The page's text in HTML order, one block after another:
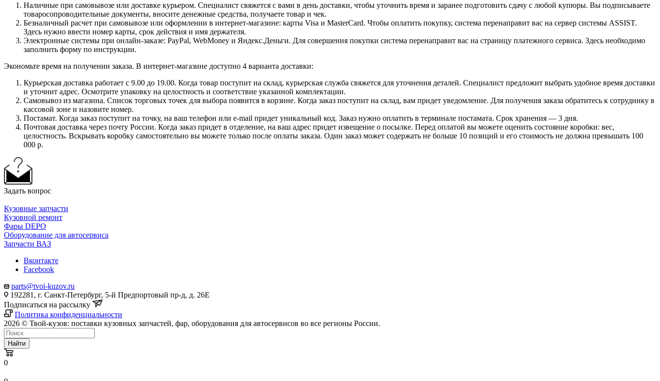
Наличные при самовывозе или доставке курьером. Специалист свяжется с вами в день доставки, чтобы уточнить время и заранее подготовить сдачу с любой купюры. Вы подписываете
товаросопроводительные документы, вносите денежные средства, получаете товар и чек.
Безналичный расчет при самовывозе или оформлении в интернет-магазине: карты Visa и MasterCard. Чтобы оплатить покупку, система перенаправит вас на сервер системы ASSIST.
Здесь нужно ввести номер карты, срок действия и имя держателя.
Электронные системы при онлайн-заказе: PayPal, WebMoney и Яндекс.Деньги. Для совершения покупки система перенаправит вас на страницу платежного сервиса. Здесь необходимо
заполнить форму по инструкции.
Экономьте время на получении заказа. В интернет-магазине доступно 4 варианта доставки:
Курьерская доставка работает с 9.00 до 19.00. Когда товар поступит на склад, курьерская служба свяжется для уточнения деталей. Специалист предложит выбрать удобное время доставки
и уточнит адрес. Осмотрите упаковку на целостность и соответствие указанной комплектации.
Самовывоз из магазина. Список торговых точек для выбора появится в корзине. Когда заказ поступит на склад, вам придет уведомление. Для получения заказа обратитесь к сотруднику в
кассовой зоне и назовите номер.
Постамат. Когда заказ поступит на точку, на ваш телефон или e-mail придет уникальный код. Заказ нужно оплатить в терминале постамата. Срок хранения — 3 дня.
Почтовая доставка через почту России. Когда заказ придет в отделение, на ваш адрес придет извещение о посылке. Перед оплатой вы можете оценить состояние коробки: вес,
целостность. Вскрывать коробку самостоятельно вы можете только после оплаты заказа. Один заказ может содержать не больше 10 позиций и его стоимость не должна превышать 100
000 р.
Задать вопрос
Кузовные запчасти
Кузовной ремонт
Фары DEPO
Оборудование для автосервиса
Запчасти ВАЗ
Вконтакте
Facebook
parts@tvoi-kuzov.ru
192281, г. Санкт-Петербург, 5-й Предпортовый пр-д, д. 26Е
Подписаться на рассылку
Политика конфиденциальности
2026 © Твой-кузов: поставки кузовных запчастей, фар, оборудования для автосервисов во все регионы России.
Найти
0